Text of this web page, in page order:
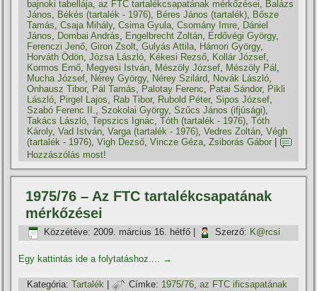
bajnoki tabellája,az FTC tartalékcsapatának mérkőzései, Balázs
János, Békés (tartalék - 1976), Béres János (tartalék), Bősze
Tamás,Csaja Mihály,Csima Gyula,Csomány Imre, Dániel
János, Dombai András, Engelbrecht Zoltán, Erdővégi György,
Ferenczi Jenő,Giron Zsolt,Gulyás Attila, Hámori György,
Horváth Ödön,Józsa László, Kékesi Rezső, Kollár József,
Kormos Ernő, Megyesi István, Mészöly József, Mészöly Pál ,
Mucha József, Nérey György, Nérey Szilárd, Novák László,
Onhausz Tibor, Pál Tamás, Palotay Ferenc, Patai Sándor, Pikli
László, Pirgel Lajos, Rab Tibor, Rubold Péter,Sipos József,
Szabó Ferenc II.,Szokolai György,Szűcs János (ifjúsági),
Takács László,Tepszics Ignác,Tóth (tartalék - 1976),Tóth
Károly,Vad István,Varga (tartalék - 1976),Vedres Zoltán,Végh
(tartalék - 1976),Vigh Dezső,Vincze Géza,Zsiborás Gábor
Hozzászólás most!
1975/76 – Az FTC tartalékcsapatának
mérkőzései
Közzétéve: 2009. március 16. hétfő Szerző: K@rcsi
Egy kattintás ide a folytatáshoz.... →
Kategória: Tartalék | Címke: 1975/76,az FTC ificsapatának